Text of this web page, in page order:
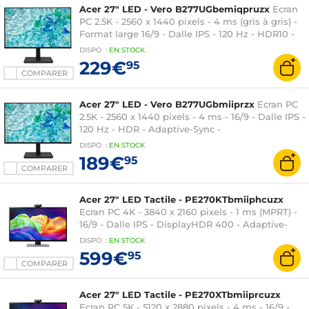
COMPARER
Acer 27" LED - Vero B277UGbemiqpruzx Ecran
PC 2.5K - 2560 x 1440 pixels - 4 ms (gris à gris) -
Format large 16/9 - Dalle IPS - 120 Hz - HDR10 -
Adaptive-Sync - HDMI/DisplayPort/USB-C - Dock
USB-C - Ethernet - Pivot - Noir
DISPO : EN STOCK
229€95
COMPARER
Acer 27" LED - Vero B277UGbmiiprzx Ecran PC
2.5K - 2560 x 1440 pixels - 4 ms - 16/9 - Dalle IPS -
120 Hz - HDR - Adaptive-Sync -
HDMI/DisplayPort - Pivot - Noir
DISPO : EN STOCK
189€95
COMPARER
Acer 27" LED Tactile - PE270KTbmiiphcuzx
Ecran PC 4K - 3840 x 2160 pixels - 1 ms (MPRT) -
16/9 - Dalle IPS - DisplayHDR 400 - Adaptive-
Sync - HDMI/DisplayPort/USB-C - Réglage en
hauteur - Webcam - Noir
DISPO : EN STOCK
599€95
Acer 27" LED Tactile - PE270XTbmiiprcuzx